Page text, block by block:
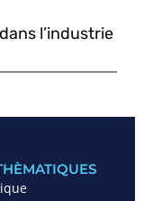
l’industrie